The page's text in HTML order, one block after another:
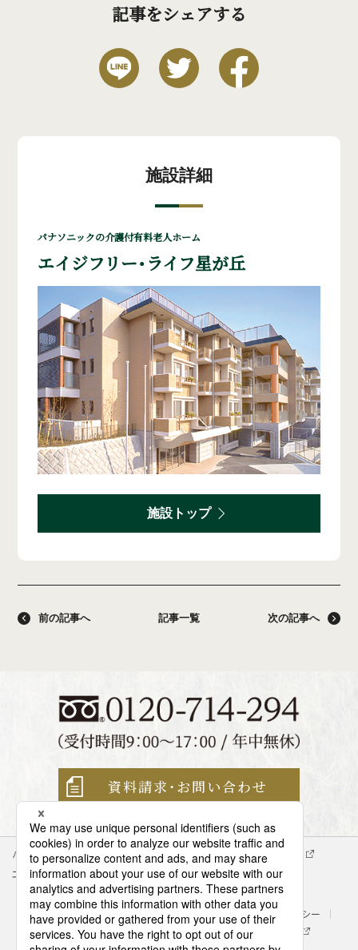
記事をシェアする
施設詳細
パナソニックの介護付有料老人ホーム
エイジフリー・ライフ星が丘
施設トップ
前の記事へ 記事一覧 次の記事へ
資料請求・ お問い合わせ
パナソニック企業情報 エイジフリー企業情報
会社概要
エイジフリーの拠点検索
サイトマップ サイトのご利用にあたって
クッキーポリシー
個人情報保護方針
パナソニック ホールディングス